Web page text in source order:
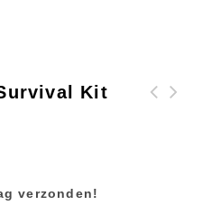
Kit
verzonden!